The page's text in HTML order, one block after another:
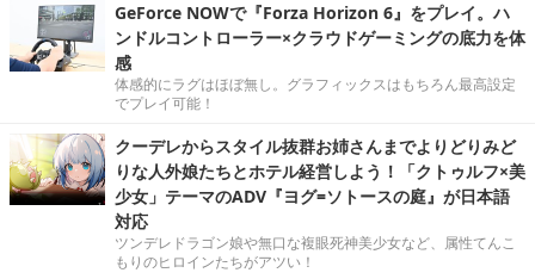
GeForce NOWで『Forza Horizon 6』をプレイ。ハ
ンドルコントローラー×クラウドゲーミングの底力を体
感
体感的にラグはほぼ無し。グラフィックスはもちろん最高設定
でプレイ可能！
クーデレからスタイル抜群お姉さんまでよりどりみど
りな人外娘たちとホテル経営しよう！「クトゥルフ×美
少女」テーマのADV『ヨグ=ソトースの庭』が日本語
対応
ツンデレドラゴン娘や無口な複眼死神美少女など、属性てんこ
もりのヒロインたちがアツい！